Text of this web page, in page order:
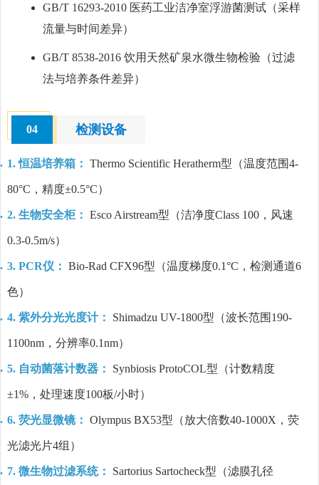
GB/T 16293-2010 医药工业洁净室浮游菌测试（采样
流量与时间差异）
GB/T 8538-2016 饮用天然矿泉水微生物检验（过滤
法与培养条件差异）
04 检测设备
1. 恒温培养箱： Thermo Scientific Heratherm型（温度范围4-
80°C，精度±0.5°C）
2. 生物安全柜： Esco Airstream型（洁净度Class 100，风速
0.3-0.5m/s）
3. PCR仪： Bio-Rad CFX96型（温度梯度0.1°C，检测通道6
色）
4. 紫外分光光度计： Shimadzu UV-1800型（波长范围190-
1100nm，分辨率0.1nm）
5. 自动菌落计数器： Synbiosis ProtoCOL型（计数精度
±1%，处理速度100板/小时）
6. 荧光显微镜： Olympus BX53型（放大倍数40-1000X，荧
光滤光片4组）
7. 微生物过滤系统： Sartorius Sartocheck型（滤膜孔径